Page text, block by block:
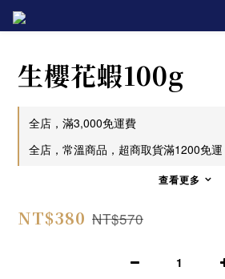
生櫻花蝦100g
全店，滿3,000免運費
全店，常溫商品，超商取貨滿1200免運
查看更多
NT$380 NT$570